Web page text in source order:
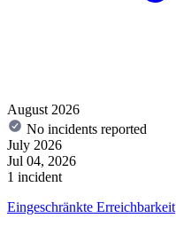
August 2026
No incidents reported
July 2026
Jul 04, 2026
1 incident
Eingeschränkte Erreichbarkeit